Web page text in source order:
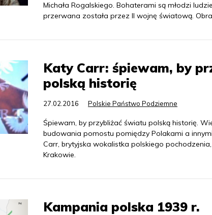
Michała Rogalskiego. Bohaterami są młodzi
przerwana została przez II wojnę światową.
Katy Carr: śpiewam, by
polską historię
27.02.2016 Polskie Państwo Podziemne
Śpiewam, by przybliżać światu polską historię.
budowania pomostu pomiędzy Polakami a
Carr, brytyjska wokalistka polskiego
Krakowie.
Kampania polska 1939 r.